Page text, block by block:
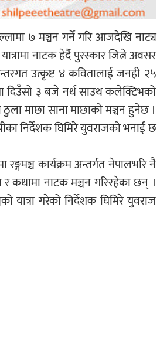
७ मञ्चन गर्ने गरि आजदेखि नाट्य
नाटक हेर्दै पुरस्कार जित्ने अवसर
उत्कृष्ट ४ कवितालाई जनही २५
दिउँसो ३ बजे नर्थ साउथ कलेक्टिभको
ठुला माछा साना माछाको मञ्चन हुनेछ ।
निर्देशक घिमिरे युवराजको भनाई छ
कार्यक्रम अन्तर्गत नेपालभरि नै
नाटक मञ्चन गरिरहेका छन् ।
गरेको निर्देशक घिमिरे युवराज